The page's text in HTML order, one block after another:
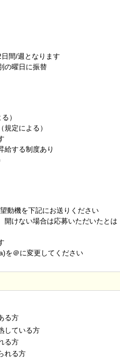
/週となります
曜日に振替
）
による）
る制度あり
動機を下記にお送りください
い場合は応募いただいたとは
変更してください
方
いる方
る方
る方